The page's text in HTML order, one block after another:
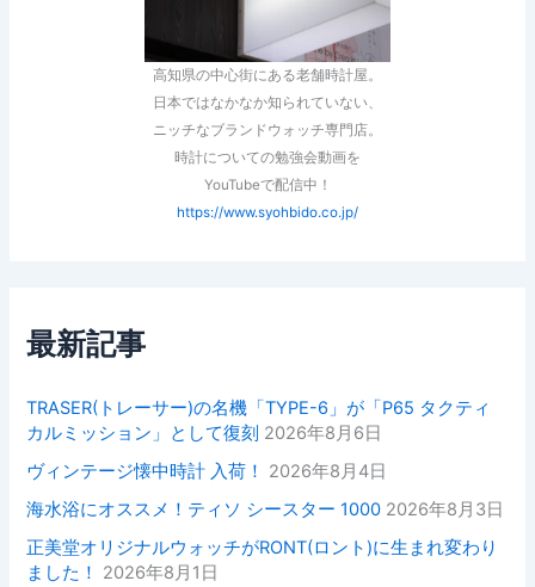
高知県の中心街にある老舗時計屋。
日本ではなかなか知られていない、
ニッチなブランドウォッチ専門店。
時計についての勉強会動画を
YouTubeで配信中！
https://www.syohbido.co.jp/
最新記事
TRASER(トレーサー)の名機「TYPE-6」が「P65 タクティ
カルミッション」として復刻 2026年8月6日
ヴィンテージ懐中時計 入荷！
2026年8月4日
海水浴にオススメ！ティソ シースター 1000 2026年8月3日
正美堂オリジナルウォッチがRONT(ロント)に生まれ変わり
ました！
2026年8月1日